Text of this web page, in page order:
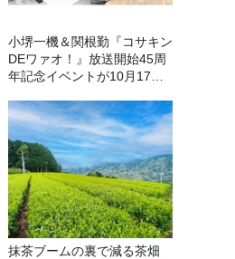
小堺一機＆関根勤『コサキン
DEワァオ！』放送開始45周
年記念イベントが10月17日
FC先行受付スタート！
抹茶ブームの裏で減る茶畑